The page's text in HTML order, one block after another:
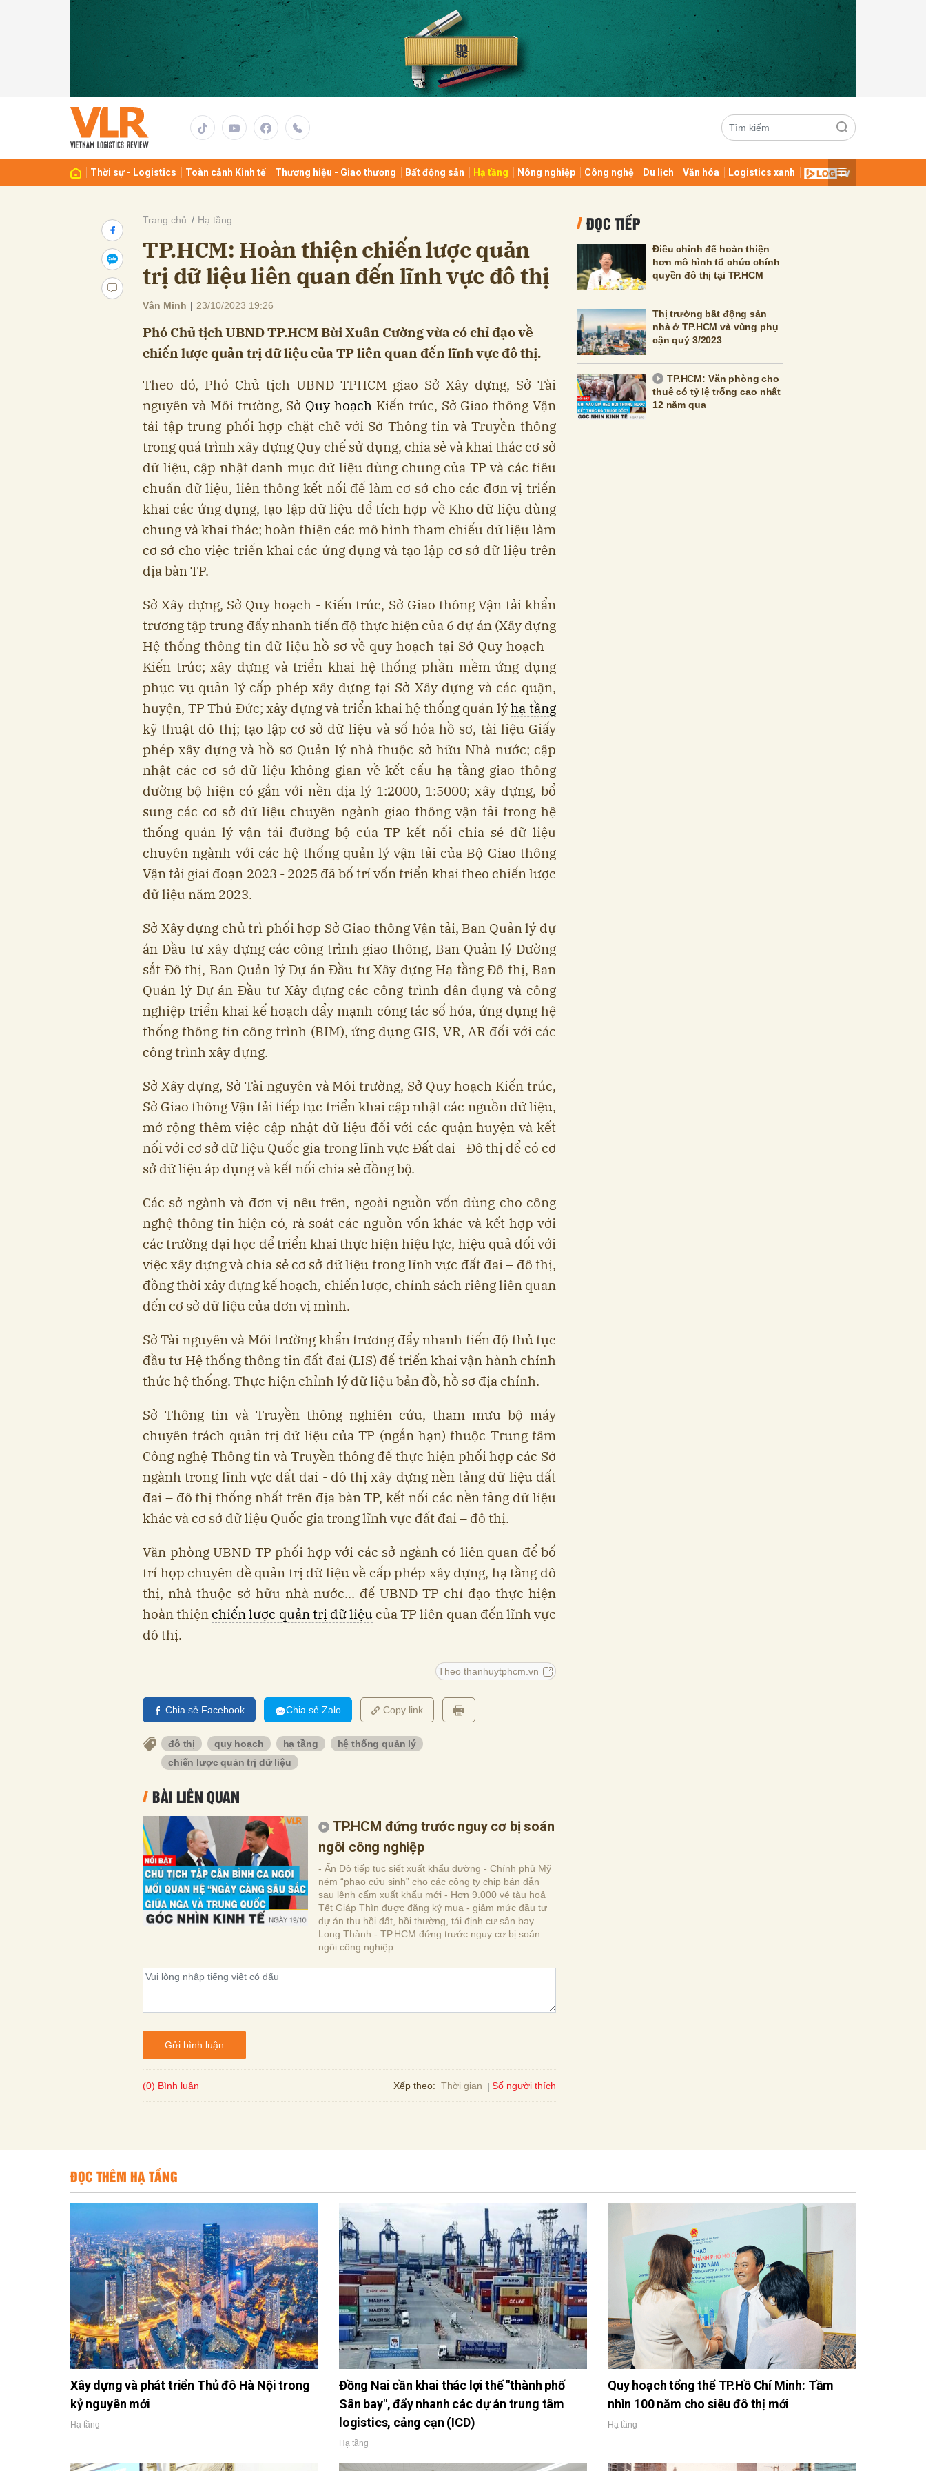
Thời sự - Logistics Toàn cảnh Kinh tế Thương hiệu - Giao thương Bất động sản Hạ tầng Nông nghiệp Công nghệ Du lịch Văn hóa Logistics xanh
Trang chủ Hạ tầng
TP.HCM: Hoàn thiện chiến lược quản
trị dữ liệu liên quan đến lĩnh vực đô thị
Vân Minh | 23/10/2023 19:26
Phó Chủ tịch UBND TP.HCM Bùi Xuân Cường vừa có chỉ đạo về
chiến lược quản trị dữ liệu của TP liên quan đến lĩnh vực đô thị.
Theo đó, Phó Chủ tịch UBND TPHCM giao Sở Xây dựng, Sở Tài
nguyên và Môi trường, Sở Quy hoạch Kiến trúc, Sở Giao thông Vận
tải tập trung phối hợp chặt chẽ với Sở Thông tin và Truyền thông
trong quá trình xây dựng Quy chế sử dụng, chia sẻ và khai thác cơ sở
dữ liệu, cập nhật danh mục dữ liệu dùng chung của TP và các tiêu
chuẩn dữ liệu, liên thông kết nối để làm cơ sở cho các đơn vị triển
khai các ứng dụng, tạo lập dữ liệu để tích hợp về Kho dữ liệu dùng
chung và khai thác; hoàn thiện các mô hình tham chiếu dữ liệu làm
cơ sở cho việc triển khai các ứng dụng và tạo lập cơ sở dữ liệu trên
địa bàn TP.
Sở Xây dựng, Sở Quy hoạch - Kiến trúc, Sở Giao thông Vận tải khẩn
trương tập trung đẩy nhanh tiến độ thực hiện của 6 dự án (Xây dựng
Hệ thống thông tin dữ liệu hồ sơ về quy hoạch tại Sở Quy hoạch –
Kiến trúc; xây dựng và triển khai hệ thống phần mềm ứng dụng
phục vụ quản lý cấp phép xây dựng tại Sở Xây dựng và các quận,
huyện, TP Thủ Đức; xây dựng và triển khai hệ thống quản lýhạ tầng
kỹ thuật đô thị; tạo lập cơ sở dữ liệu và số hóa hồ sơ, tài liệu Giấy
phép xây dựng và hồ sơ Quản lý nhà thuộc sở hữu Nhà nước; cập
nhật các cơ sở dữ liệu không gian về kết cấu hạ tầng giao thông
đường bộ hiện có gắn với nền địa lý 1:2000, 1:5000; xây dựng, bổ
sung các cơ sở dữ liệu chuyên ngành giao thông vận tải trong hệ
thống quản lý vận tải đường bộ của TP kết nối chia sẻ dữ liệu
chuyên ngành với các hệ thống quản lý vận tải của Bộ Giao thông
Vận tải giai đoạn 2023 - 2025 đã bố trí vốn triển khai theo chiến lược
dữ liệu năm 2023.
Sở Xây dựng chủ trì phối hợp Sở Giao thông Vận tải, Ban Quản lý dự
án Đầu tư xây dựng các công trình giao thông, Ban Quản lý Đường
sắt Đô thị, Ban Quản lý Dự án Đầu tư Xây dựng Hạ tầng Đô thị, Ban
Quản lý Dự án Đầu tư Xây dựng các công trình dân dụng và công
nghiệp triển khai kế hoạch đẩy mạnh công tác số hóa, ứng dụng hệ
thống thông tin công trình (BIM), ứng dụng GIS, VR, AR đối với các
công trình xây dựng.
Sở Xây dựng, Sở Tài nguyên và Môi trường, Sở Quy hoạch Kiến trúc,
Sở Giao thông Vận tải tiếp tục triển khai cập nhật các nguồn dữ liệu,
mở rộng thêm việc cập nhật dữ liệu đối với các quận huyện và kết
nối với cơ sở dữ liệu Quốc gia trong lĩnh vực Đất đai - Đô thị để có cơ
sở dữ liệu áp dụng và kết nối chia sẻ đồng bộ.
Các sở ngành và đơn vị nêu trên, ngoài nguồn vốn dùng cho công
nghệ thông tin hiện có, rà soát các nguồn vốn khác và kết hợp với
các trường đại học để triển khai thực hiện hiệu lực, hiệu quả đối với
việc xây dựng và chia sẻ cơ sở dữ liệu trong lĩnh vực đất đai – đô thị,
đồng thời xây dựng kế hoạch, chiến lược, chính sách riêng liên quan
đến cơ sở dữ liệu của đơn vị mình.
Sở Tài nguyên và Môi trường khẩn trương đẩy nhanh tiến độ thủ tục
đầu tư Hệ thống thông tin đất đai (LIS) để triển khai vận hành chính
thức hệ thống. Thực hiện chỉnh lý dữ liệu bản đồ, hồ sơ địa chính.
Sở Thông tin và Truyền thông nghiên cứu, tham mưu bộ máy
chuyên trách quản trị dữ liệu của TP (ngắn hạn) thuộc Trung tâm
Công nghệ Thông tin và Truyền thông để thực hiện phối hợp các Sở
ngành trong lĩnh vực đất đai - đô thị xây dựng nền tảng dữ liệu đất
đai – đô thị thống nhất trên địa bàn TP, kết nối các nền tảng dữ liệu
khác và cơ sở dữ liệu Quốc gia trong lĩnh vực đất đai – đô thị.
Văn phòng UBND TP phối hợp với các sở ngành có liên quan để bố
trí họp chuyên đề quản trị dữ liệu về cấp phép xây dựng, hạ tầng đô
thị, nhà thuộc sở hữu nhà nước... để UBND TP chỉ đạo thực hiện
hoàn thiệnchiến lược quản trị dữ liệu của TP liên quan đến lĩnh vực
đô thị.
Theo thanhuytphcm.vn
Chia sẻ Facebook Chia sẻ Zalo Copy link
đô thị quy hoạch hạ tầng
hệ thống quản lý
chiến lược quản trị dữ liệu
BÀI LIÊN QUAN
TP.HCM đứng trước nguy cơ bị soán
ngôi công nghiệp
- Ấn Độ tiếp tục siết xuất khẩu đường - Chính phủ Mỹ
ném “phao cứu sinh” cho các công ty chip bán dẫn
sau lệnh cấm xuất khẩu mới - Hơn 9.000 vé tàu hoả
Tết Giáp Thìn được đăng ký mua - giảm mức đầu tư
dự án thu hồi đất, bồi thường, tái định cư sân bay
Long Thành - TP.HCM đứng trước nguy cơ bị soán
ngôi công nghiệp
Gửi bình luận
(0) Bình luận Xếp theo: Thời gian Số người thích
ĐỌC TIẾP
Điều chỉnh để hoàn thiện
hơn mô hình tổ chức chính
quyền đô thị tại TP.HCM
Thị trường bất động sản
nhà ở TP.HCM và vùng phụ
cận quý 3/2023
TP.HCM: Văn phòng cho
thuê có tỷ lệ trống cao nhất
12 năm qua
ĐỌC THÊM HẠ TẦNG
Xây dựng và phát triển Thủ đô Hà Nội trong
kỷ nguyên mới
Hạ tầng
Đồng Nai cần khai thác lợi thế "thành phố
Sân bay", đẩy nhanh các dự án trung tâm
logistics, cảng cạn (ICD)
Hạ tầng
Quy hoạch tổng thể TP.Hồ Chí Minh: Tầm
nhìn 100 năm cho siêu đô thị mới
Hạ tầng
Gửi bình luận